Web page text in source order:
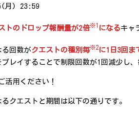
月) 23:59
トのドロップ報酬量が2倍※1 になるキャ
回数が クエストの種別毎※2に1日3回ま
レイすることで制限回数が1回減少し
活用ください！
クエストと期間は以下の通りです。